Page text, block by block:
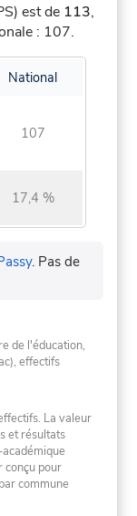
est de 113,
: 107.
National
107
17,4 %
. Pas de
de l'éducation,
effectifs
La valeur
et résultats
conçu pour
commune